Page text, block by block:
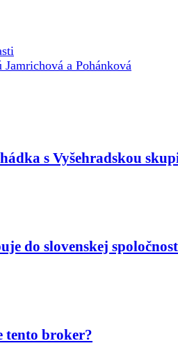
a Pohánková
s Vyšehradskou
do slovenskej
tento broker?